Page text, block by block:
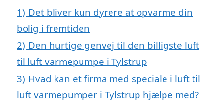
1) Det bliver kun dyrere at opvarme din
bolig i fremtiden
2) Den hurtige genvej til den billigste luft
til luft varmepumpe i Tylstrup
3) Hvad kan et firma med speciale i luft til
luft varmepumper i Tylstrup hjælpe med?